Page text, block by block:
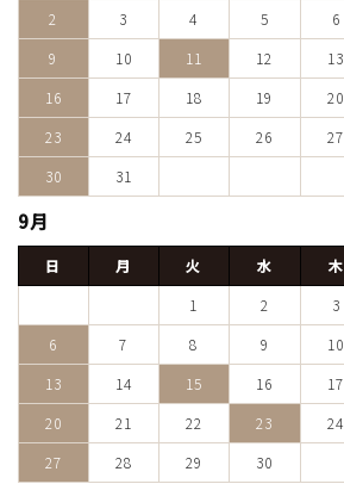
2
3 4 5 6
9
10 11 12 13
16
17 18 19 20
23
24 25 26 27
30
31
9月
日 月 火 水 木
1
2 3
6
7 8 9 10
13
14 15 16 17
20
21 22 23 24
27
28 29 30